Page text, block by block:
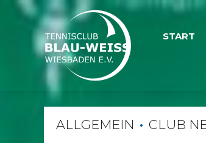
START
ALLGEMEIN CLUB